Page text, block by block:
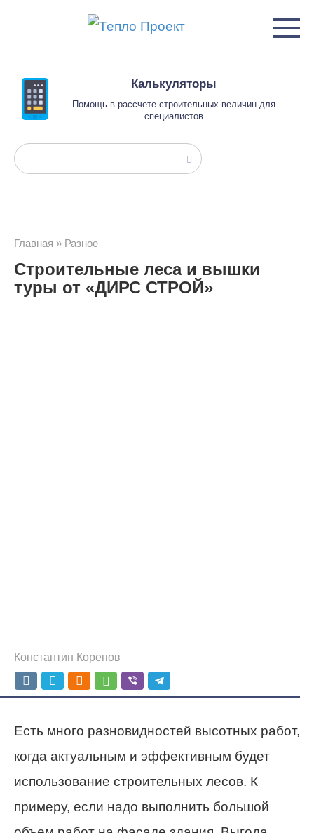
Калькуляторы
Помощь в рассчете строительных величин для
специалистов
Поиск:
Главная » Разное
Строительные леса и вышки
туры от «ДИРС СТРОЙ»
Константин Корепов
Есть много разновидностей высотных работ,
когда актуальным и эффективным будет
использование строительных лесов. К
примеру, если надо выполнить большой